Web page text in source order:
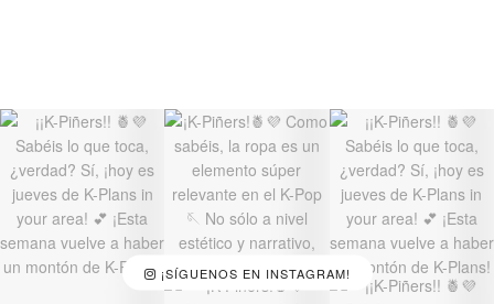
¡SÍGUENOS EN INSTAGRAM!